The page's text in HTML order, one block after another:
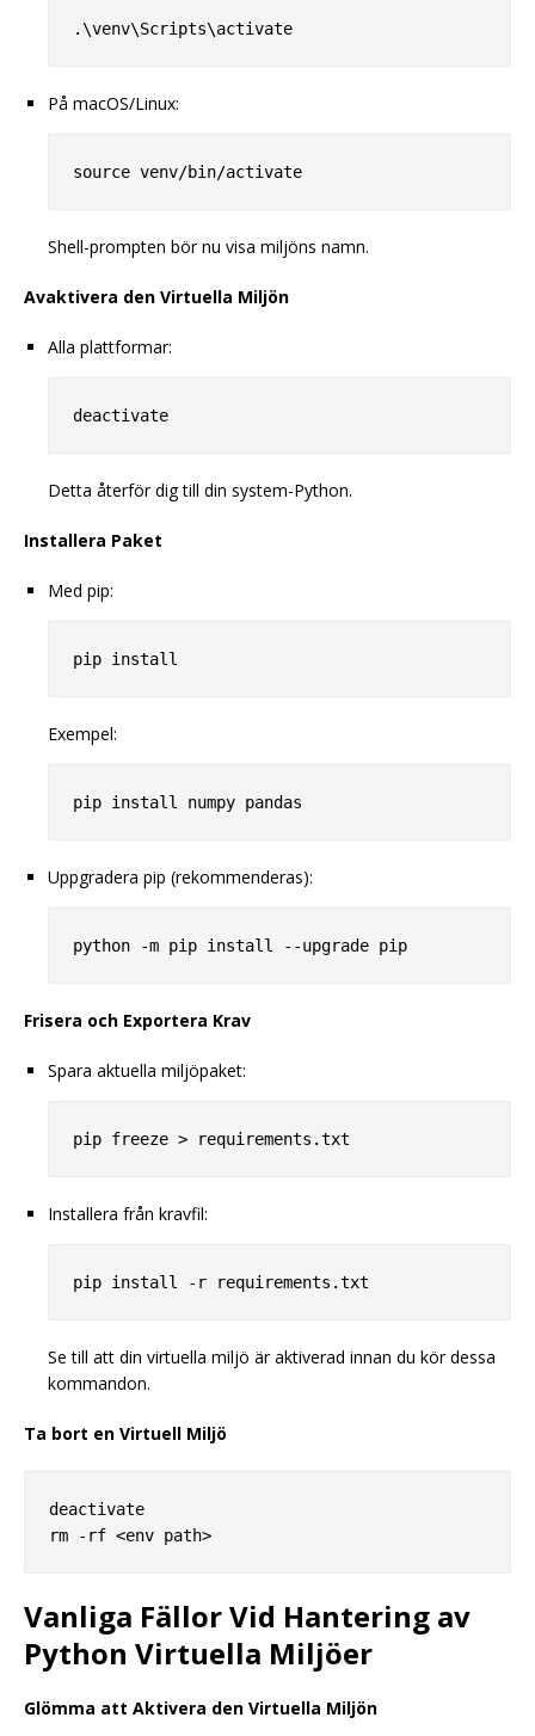
På macOS/Linux:
Shell-prompten bör nu visa miljöns namn.
Avaktivera den Virtuella Miljön
Alla plattformar:
Detta återför dig till din system-Python.
Installera Paket
Med pip:
Exempel:
Uppgradera pip (rekommenderas):
Frisera och Exportera Krav
Spara aktuella miljöpaket:
Installera från kravfil:
Se till att din virtuella miljö är aktiverad innan du kör dessa
kommandon.
Ta bort en Virtuell Miljö
deactivate
Vanliga Fällor Vid Hantering av
Python Virtuella Miljöer
Glömma att Aktivera den Virtuella Miljön